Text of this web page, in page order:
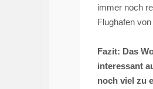
immer noch
Flughafen
Fazit: Das
interessant
noch viel zu